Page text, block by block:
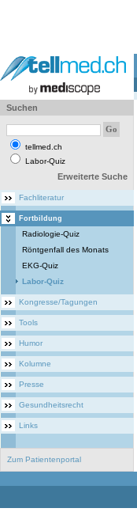
Suchen
tellmed.ch
Labor-Quiz
Erweiterte Suche
Fachliteratur
Fortbildung
Radiologie-Quiz
Röntgenfall des Monats
EKG-Quiz
Labor-Quiz
Kongresse/Tagungen
Tools
Humor
Kolumne
Presse
Gesundheitsrecht
Links
Zum Patientenportal